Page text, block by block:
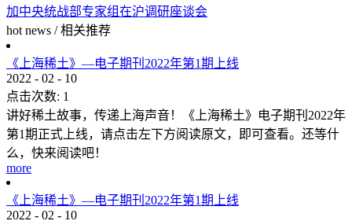
加中央统战部专家组在沪调研座谈会
hot news / 相关推荐
《上海稀土》—电子期刊2022年第1期上线
2022 - 02 - 10
点击次数: 1
讲好稀土故事，传递上海声音！《上海稀土》电子期刊2022年
第1期正式上线，请点击左下方阅读原文，即可查看。还等什
么，快来阅读吧！
more
《上海稀土》—电子期刊2022年第1期上线
2022 - 02 - 10